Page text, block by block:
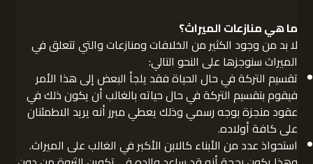
ما هي منازعات الميراث؟
لا بد من وجود الكثير من الخلافات ومنازعات والتي تتعلق في
الميراث سنوجزها على النحو التالي:
تقسيم التركة في حال الحياة فقد يلجأ البعض إلى هذا الأمر
فيقوم بتقسيم التركة في حال حياته بالغالب أن يكون ذلك في
عقود منجزة بوجه رسمي وذلك يعطي مبرر أنه يريد الاطمئنان
على كافة أولاده.
استحواذ عدد من الأبناء كالابن الأكبر في الغالب على الميراث.